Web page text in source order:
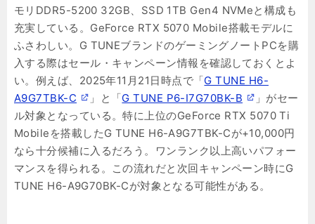
モリDDR5-5200 32GB、SSD 1TB Gen4 NVMeと構成も
充実している。GeForce RTX 5070 Mobile搭載モデルに
ふさわしい。G TUNEブランドのゲーミングノートPCを購
入する際はセール・キャンペーン情報を確認しておくとよ
い。例えば、2025年11月21日時点で「G TUNE H6-
A9G7TBK-C
」と「G TUNE P6-I7G70BK-B
」がセー
ル対象となっている。特に上位のGeForce RTX 5070 Ti
Mobileを搭載したG TUNE H6-A9G7TBK-Cが+10,000円
なら十分候補に入るだろう。ワンランク以上高いパフォー
マンスを得られる。この流れだと次回キャンペーン時にG
TUNE H6-A9G70BK-Cが対象となる可能性がある。